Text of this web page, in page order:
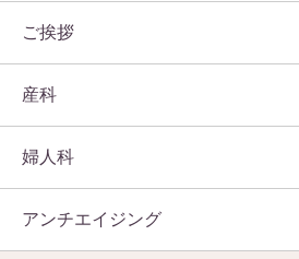
ご挨拶
産科
婦人科
アンチエイジング